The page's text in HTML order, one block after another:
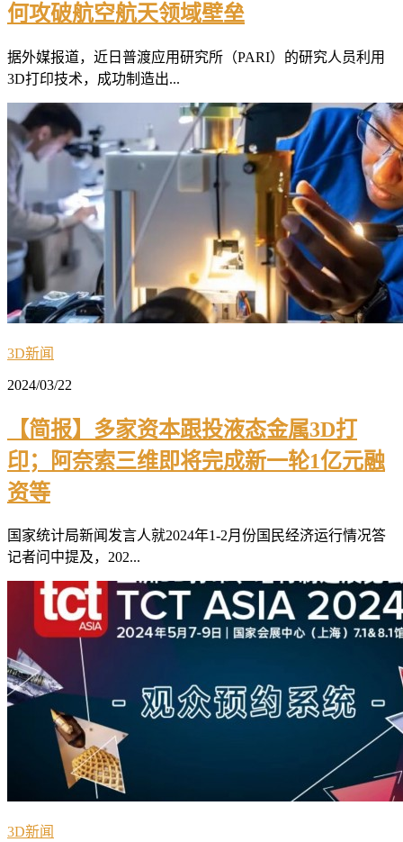
何攻破航空航天领域壁垒
据外媒报道，近日普渡应用研究所（PARI）的研究人员利用
3D打印技术，成功制造出...
3D新闻
2024/03/22
【简报】多家资本跟投液态金属3D打
印；阿奈索三维即将完成新一轮1亿元融
资等
国家统计局新闻发言人就2024年1-2月份国民经济运行情况答
记者问中提及，202...
3D新闻